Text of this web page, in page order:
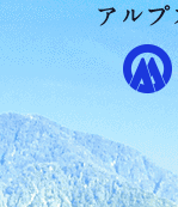
ア
ル
た
つ
映